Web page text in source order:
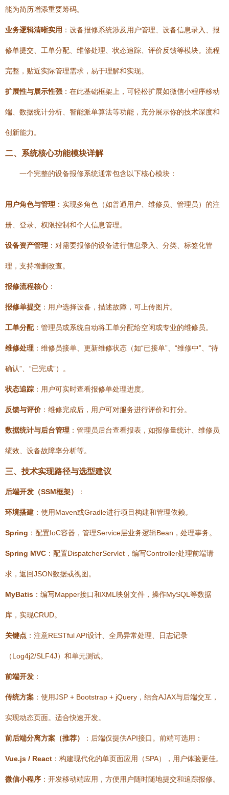
能为简历增添重要筹码。
业务逻辑清晰实用 ：设备报修系统涉及用户管理、设备信息录入、报
修单提交、工单分配、维修处理、状态追踪、评价反馈等模块。流程
完整，贴近实际管理需求，易于理解和实现。
扩展性与展示性强 ：在此基础框架上，可轻松扩展如微信小程序移动
端、数据统计分析、智能派单算法等功能，充分展示你的技术深度和
创新能力。
二、系统核心功能模块详解
一个完整的设备报修系统通常包含以下核心模块：
用户角色与管理 ：实现多角色（如普通用户、维修员、管理员）的注
册、登录、权限控制和个人信息管理。
设备资产管理 ：对需要报修的设备进行信息录入、分类、标签化管
理，支持增删改查。
报修流程核心：
报修单提交 ：用户选择设备，描述故障，可上传图片。
工单分配：管理员或系统自动将工单分配给空闲或专业的维修员。
维修处理 ：维修员接单、更新维修状态（如“已接单”、“维修中”、“待
确认”、“已完成”）。
状态追踪 ：用户可实时查看报修单处理进度。
反馈与评价 ：维修完成后，用户可对服务进行评价和打分。
数据统计与后台管理 ：管理员后台查看报表，如报修量统计、维修员
绩效、设备故障率分析等。
三、技术实现路径与选型建议
后端开发（SSM框架） ：
环境搭建 ：使用Maven或Gradle进行项目构建和管理依赖。
Spring ：配置IoC容器，管理Service层业务逻辑Bean，处理事务。
Spring MVC ：配置DispatcherServlet，编写Controller处理前端请
求，返回JSON数据或视图。
MyBatis ：编写Mapper接口和XML映射文件，操作MySQL等数据
库，实现CRUD。
关键点 ：注意RESTful API设计、全局异常处理、日志记录
（Log4j2/SLF4J）和单元测试。
前端开发 ：
传统方案 ：使用JSP + Bootstrap + jQuery，结合AJAX与后端交互，
实现动态页面。适合快速开发。
前后端分离方案（推荐） ：后端仅提供API接口。前端可选用：
Vue.js / React ：构建现代化的单页面应用（SPA），用户体验更佳。
微信小程序 ：开发移动端应用，方便用户随时随地提交和追踪报修。